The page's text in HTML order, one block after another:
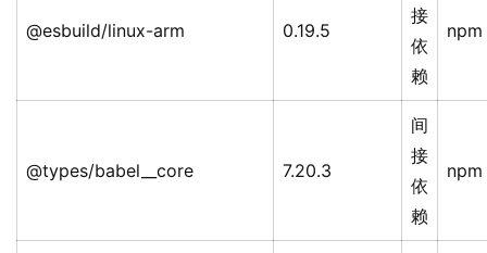
@esbuild/linux-arm 0.19.5
接
依
赖
npm
@types/babel__core 7.20.3
间
接
依
赖
npm